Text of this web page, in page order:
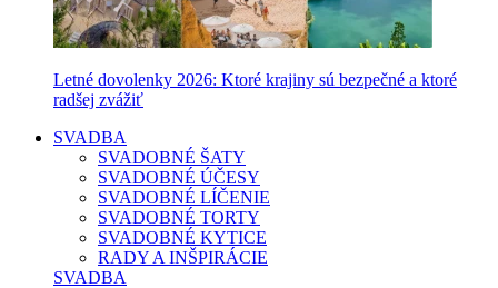
Letné dovolenky 2026: Ktoré krajiny sú bezpečné a ktoré
radšej zvážiť
SVADBA
SVADOBNÉ ŠATY
SVADOBNÉ ÚČESY
SVADOBNÉ LÍČENIE
SVADOBNÉ TORTY
SVADOBNÉ KYTICE
RADY A INŠPIRÁCIE
SVADBA